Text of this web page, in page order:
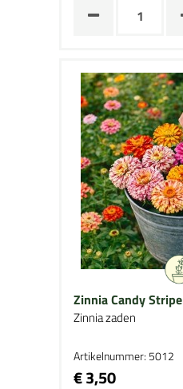
Zinnia Candy Stripe
Zinnia zaden
Artikelnummer: 5012
€ 3,50